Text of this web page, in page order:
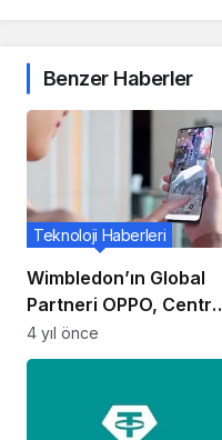
Benzer Haberler
Wimbledon’ın Global
Partneri OPPO, Centre
Court’un 100’üncü
Yılını Kutladı
Teknoloji Haberleri
4 yıl önce